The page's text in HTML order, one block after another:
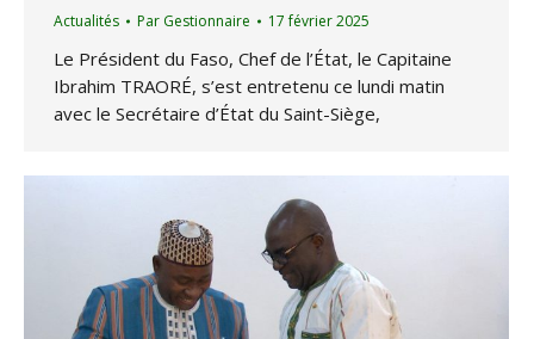
Actualités Par Gestionnaire 17 février 2025
Le Président du Faso, Chef de l’État, le Capitaine
Ibrahim TRAORÉ, s’est entretenu ce lundi matin
avec le Secrétaire d’État du Saint-Siège,